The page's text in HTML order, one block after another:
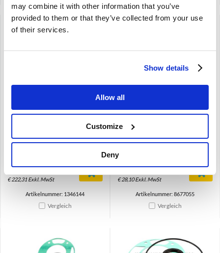
may combine it with other information that you’ve
provided to them or that they’ve collected from your use
of their services.
Show details
Allow all
Customize
Deny
760 940 960 B19 21 23 80-
B200 B230 1346144
B19 B21 B23 (1980-)
€269,00
€222,31 Exkl. MwSt
Artikelnummer: 1346144
Vergleich
Dichtung, Ölpumpe Volvo
850 S/V70 -00 V70 S80 -1
D5252T TDI 8677055
€34,00
€28,10 Exkl. MwSt
Artikelnummer: 8677055
Vergleich